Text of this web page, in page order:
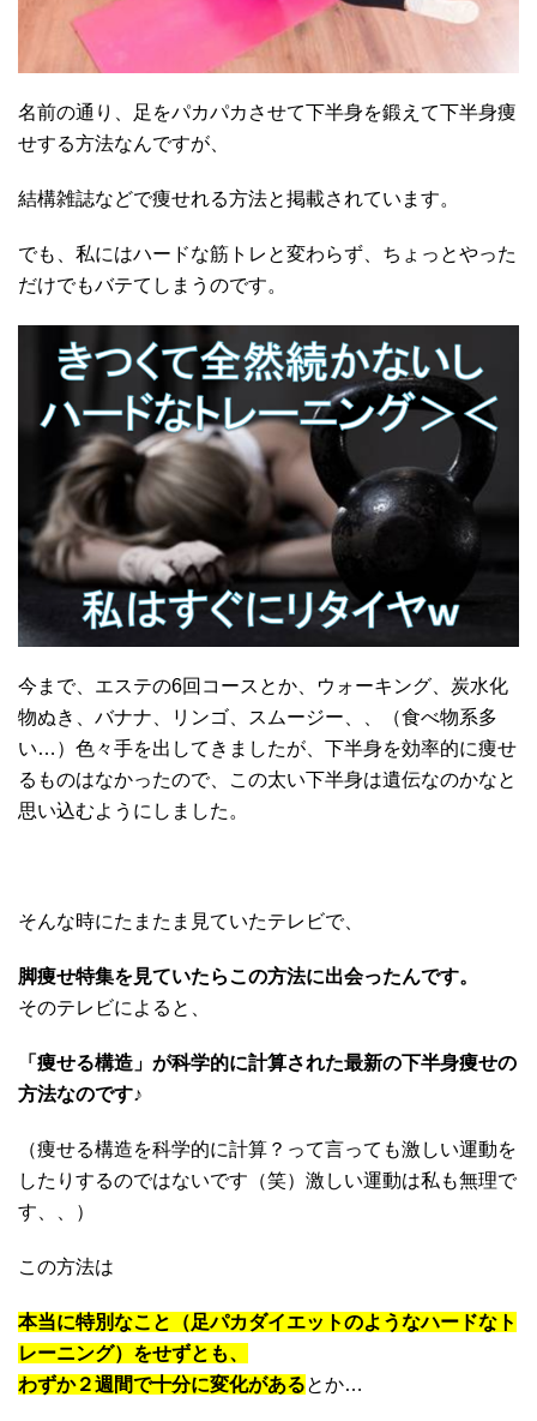
名前の通り、足をパカパカさせて下半身を鍛えて下半身痩
せする方法なんですが、
結構雑誌などで痩せれる方法と掲載されています。
でも、私にはハードな筋トレと変わらず、ちょっとやった
だけでもバテてしまうのです。
今まで、エステの6回コースとか、ウォーキング、炭水化
物ぬき、バナナ、リンゴ、スムージー、、（食べ物系多
い…）色々手を出してきましたが、下半身を効率的に痩せ
るものはなかったので、この太い下半身は遺伝なのかなと
思い込むようにしました。
そんな時にたまたま見ていたテレビで、
脚痩せ特集を見ていたらこの方法に出会ったんです。
そのテレビによると、
「痩せる構造」が科学的に計算された最新の下半身痩せの
方法なのです♪
（痩せる構造を科学的に計算？って言っても激しい運動を
したりするのではないです（笑）激しい運動は私も無理で
す、、）
この方法は
本当に特別なこと（足パカダイエットのようなハードなト
レーニング）をせずとも、
わずか２週間で十分に変化があるとか…